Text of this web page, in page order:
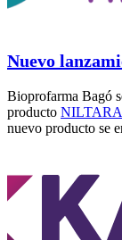
Nuevo
Bioprofarma Bagó
producto
nuevo producto se